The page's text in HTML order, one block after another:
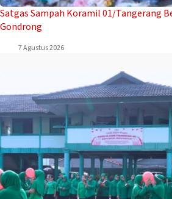
Satgas Sampah Koramil 01/Tangerang
Gondrong
7 Agustus 2026